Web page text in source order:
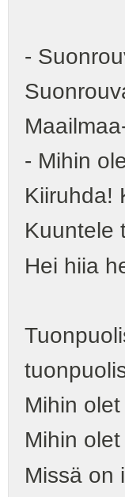
-
- Mihin
Kiiruhda!
Kuuntele
Hei hiia
Mihin
Mihin
Missä on